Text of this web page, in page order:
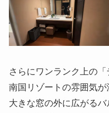
さらにワンランク上の「
南国リゾートの雰囲気が
大きな窓の外に広がる